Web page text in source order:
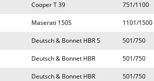
Cooper T 39 751/1100
Maserati 150S 1101/1500
Deutsch & Bonnet HBR 5 501/750
Deutsch & Bonnet HBR 501/750
Deutsch & Bonnet HBR 501/750